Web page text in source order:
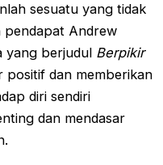
sesuatu yang tidak
pendapat Andrew
yang berjudul Berpikir
dan memberikan
diri sendiri
dan mendasar